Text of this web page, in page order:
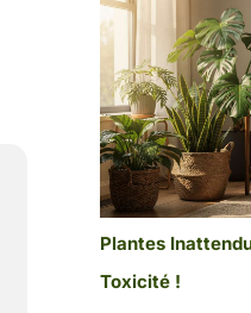
Plantes
Toxicité !